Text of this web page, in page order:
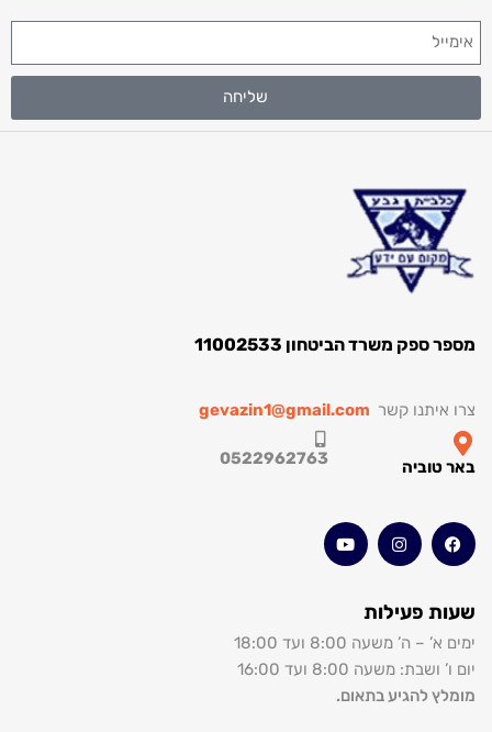
משרד הביטחון 11002533
קשרgevazin1@gmail.com
0522962763
פעילות
משעה 8:00 ועד 18:00
משעה 8:00 ועד 16:00
להגיע בתאום.